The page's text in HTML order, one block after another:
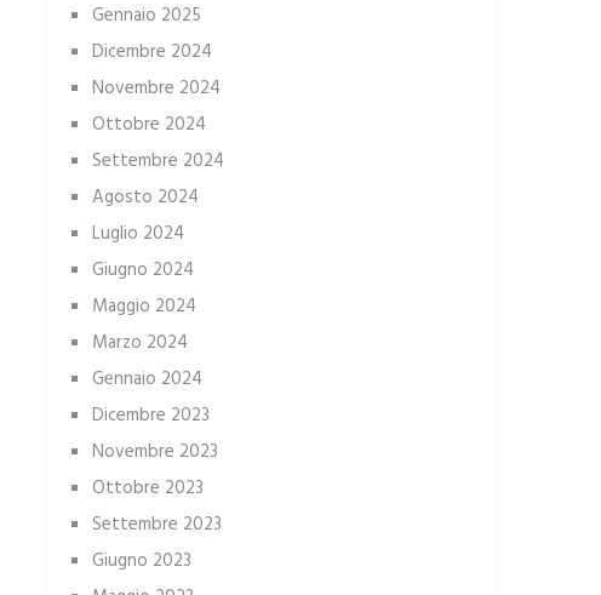
Gennaio 2025
Dicembre 2024
Novembre 2024
Ottobre 2024
Settembre 2024
Agosto 2024
Luglio 2024
Giugno 2024
Maggio 2024
Marzo 2024
Gennaio 2024
Dicembre 2023
Novembre 2023
Ottobre 2023
Settembre 2023
Giugno 2023